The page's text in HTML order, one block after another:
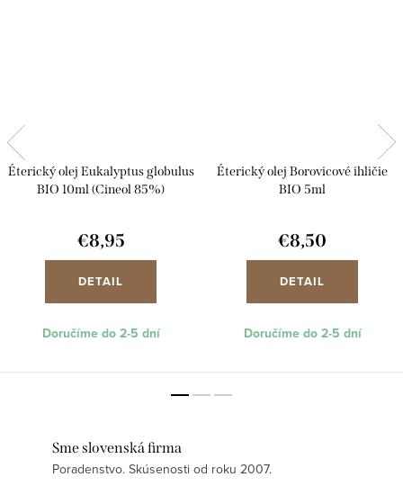
Éterický olej Eukalyptus globulus
BIO 10ml (Cineol 85%)
€8,95
DETAIL
Doručíme do 2-5 dní
Éterický olej Borovicové ihličie
BIO 5ml
€8,50
DETAIL
Doručíme do 2-5 dní
Sme slovenská firma
Poradenstvo. Skúsenosti od roku 2007.